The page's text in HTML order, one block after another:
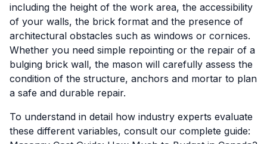
including the height of the work area, the accessibility
of your walls, the brick format and the presence of
architectural obstacles such as windows or cornices.
Whether you need simple repointing or the repair of a
bulging brick wall, the mason will carefully assess the
condition of the structure, anchors and mortar to plan
a safe and durable repair.
To understand in detail how industry experts evaluate
these different variables, consult our complete guide: